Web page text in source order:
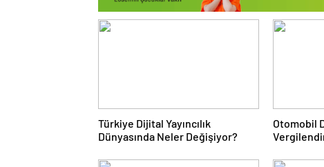
Türkiye Dijital Yayıncılık
Dünyasında Neler Değişiyor?
Otomobil